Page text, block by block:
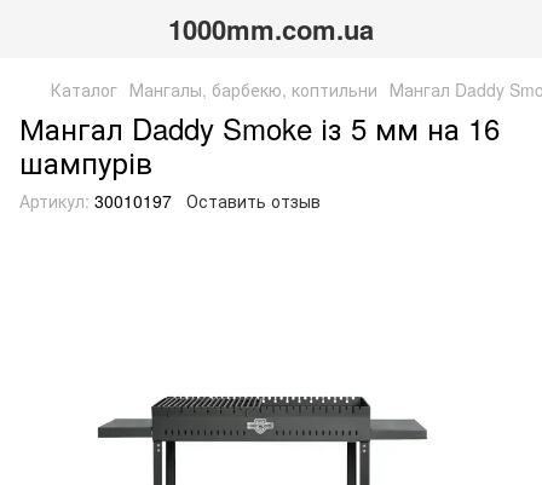
1000mm.com.ua
Каталог Мангалы, барбекю, коптильни Мангал Daddy
Мангал Daddy Smoke із 5 мм на 16
шампурів
Артикул: 30010197 Оставить отзыв